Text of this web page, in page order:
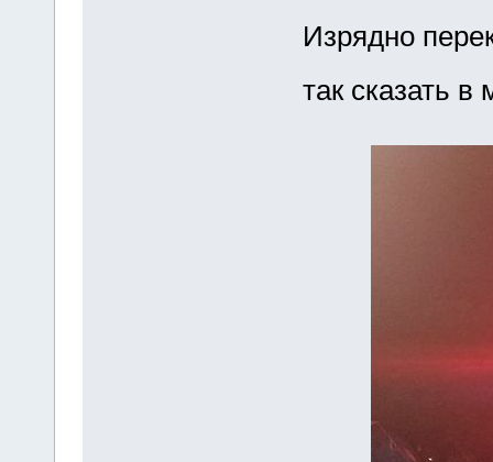
Изрядно
так сказать